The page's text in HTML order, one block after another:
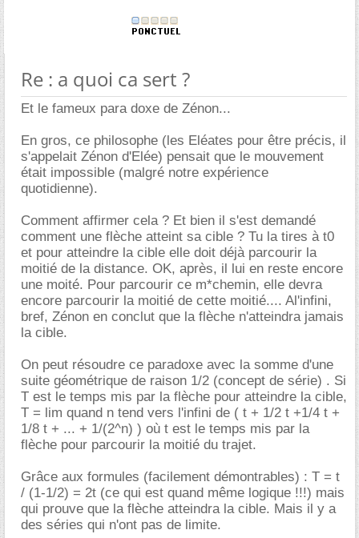
Re : a quoi ca sert ?
Et le fameux para doxe de Zénon...
En gros, ce philosophe (les Eléates pour être précis, il
s'appelait Zénon d'Elée) pensait que le mouvement
était impossible (malgré notre expérience
quotidienne).
Comment affirmer cela ? Et bien il s'est demandé
comment une flèche atteint sa cible ? Tu la tires à t0
et pour atteindre la cible elle doit déjà parcourir la
moitié de la distance. OK, après, il lui en reste encore
une moité. Pour parcourir ce m*chemin, elle devra
encore parcourir la moitié de cette moitié.... Al'infini,
bref, Zénon en conclut que la flèche n'atteindra jamais
la cible.
On peut résoudre ce paradoxe avec la somme d'une
suite géométrique de raison 1/2 (concept de série) . Si
T est le temps mis par la flèche pour atteindre la cible,
T = lim quand n tend vers l'infini de ( t + 1/2 t +1/4 t +
1/8 t + ... + 1/(2^n) ) où t est le temps mis par la
flèche pour parcourir la moitié du trajet.
Grâce aux formules (facilement démontrables) : T = t
/ (1-1/2) = 2t (ce qui est quand même logique !!!) mais
qui prouve que la flèche atteindra la cible. Mais il y a
des séries qui n'ont pas de limite.